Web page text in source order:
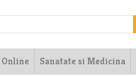
Sanatate si Medicina